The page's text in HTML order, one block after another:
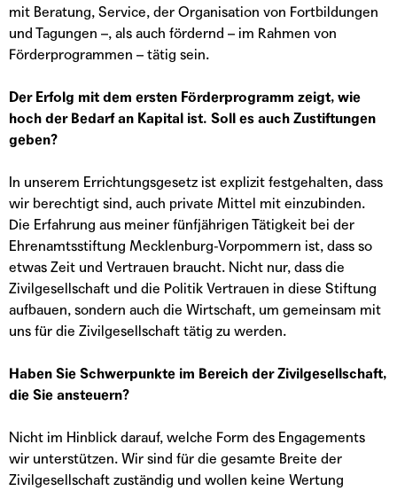
mit Beratung, Service, der Organisation von Fortbildungen
und Tagungen –, als auch fördernd – im Rahmen von
Förderprogrammen – tätig sein.
Der Erfolg mit dem ersten Förderprogramm zeigt, wie
hoch der Bedarf an Kapital ist. Soll es auch Zustiftungen
geben?
In unserem Errichtungsgesetz ist explizit festgehalten, dass
wir berechtigt sind, auch private Mittel mit einzubinden.
Die Erfahrung aus meiner fünfjährigen Tätigkeit bei der
Ehrenamtsstiftung Mecklenburg-Vorpommern ist, dass so
etwas Zeit und Vertrauen braucht. Nicht nur, dass die
Zivilgesellschaft und die Politik Vertrauen in diese Stiftung
aufbauen, sondern auch die Wirtschaft, um gemeinsam mit
uns für die Zivilgesellschaft tätig zu werden.
Haben Sie Schwerpunkte im Bereich der Zivilgesellschaft,
die Sie ansteuern?
Nicht im Hinblick darauf, welche Form des Engagements
wir unterstützen. Wir sind für die gesamte Breite der
Zivilgesellschaft zuständig und wollen keine Wertung